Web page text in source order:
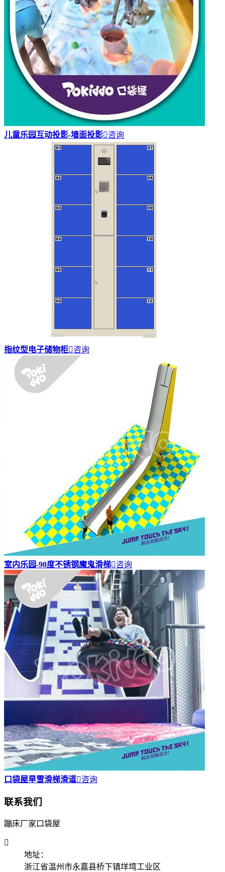
儿童乐园互动投影-墙面投影咨询
指纹型电子储物柜咨询
室内乐园-90度不锈钢魔鬼滑梯咨询
口袋屋旱雪滑梯滑道咨询
联系我们
蹦床厂家口袋屋

地址：
浙江省温州市永嘉县桥下镇垟塆工业区